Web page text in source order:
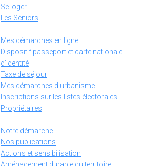
Se loger
Les Séniors
Mes démarches en ligne
Dispositif passeport et carte nationale
d’identité
Taxe de séjour
Mes démarches d'urbanisme
Inscriptions sur les listes électorales
Propriétaires
Notre démarche
Nos publications
Actions et sensibilisation